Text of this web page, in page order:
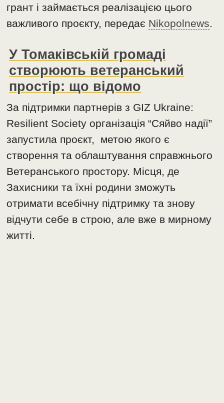
грант і займається реалізацією цього
важливого проєкту, передає Nikopolnews.
У Томаківській громаді
створюють ветеранський
простір: що відомо
За підтримки партнерів з GIZ Ukraine:
Resilient Society організація “Сяйво надії”
запустила проєкт, метою якого є
створення та облаштування справжнього
Ветеранського простору. Місця, де
Захисники та їхні родини зможуть
отримати всебічну підтримку та знову
відчути себе в строю, але вже в мирному
житті.